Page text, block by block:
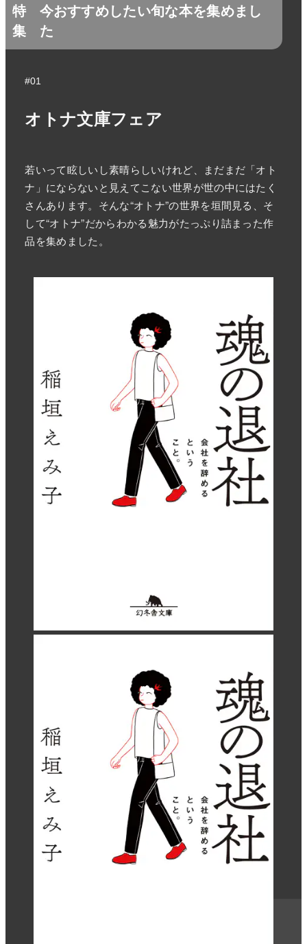
特
集
今おすすめしたい旬な本を集めまし
た
#01
オトナ文庫フェア
若いって眩しいし素晴らしいけれど、まだまだ「オト
ナ」にならないと見えてこない世界が世の中にはたく
さんあります。そんな“オトナ”の世界を垣間見る、そ
して“オトナ”だからわかる魅力がたっぷり詰まった作
品を集めました。